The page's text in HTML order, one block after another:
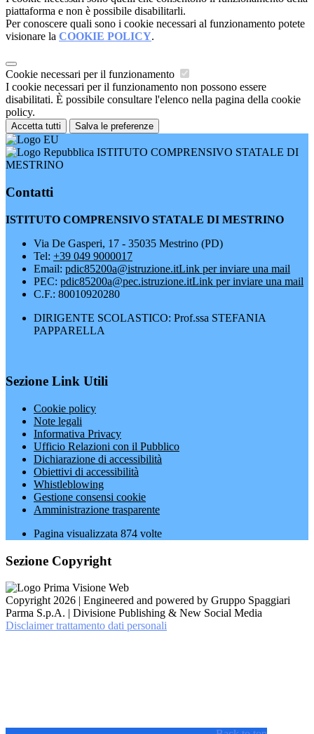
piattaforma e non è possibile disabilitarli.
Per conoscere quali sono i cookie necessari al funzionamento potete
visionare la COOKIE POLICY.
Cookie necessari per il funzionamento
I cookie necessari per il funzionamento non possono essere
disabilitati. È possibile consultare l'elenco nella pagina della cookie
policy.
Accetta tutti Salva le preferenze
ISTITUTO COMPRENSIVO STATALE DI
MESTRINO
Contatti
ISTITUTO COMPRENSIVO STATALE DI MESTRINO
Via De Gasperi, 17 - 35035 Mestrino (PD)
Tel: +39 049 9000017
Email: pdic85200a@istruzione.itLink per inviare una mail
PEC: pdic85200a@pec.istruzione.itLink per inviare una mail
C.F.: 80010920280
DIRIGENTE SCOLASTICO: Prof.ssa STEFANIA
PAPPARELLA
Sezione Link Utili
Cookie policy
Note legali
Informativa Privacy
Ufficio Relazioni con il Pubblico
Dichiarazione di accessibilità
Obiettivi di accessibilità
Whistleblowing
Gestione consensi cookie
Amministrazione trasparente
Pagina visualizzata 874 volte
Sezione Copyright
Copyright 2026 | Engineered and powered by Gruppo Spaggiari
Parma S.p.A. | Divisione Publishing & New Social Media
Disclaimer trattamento dati personali